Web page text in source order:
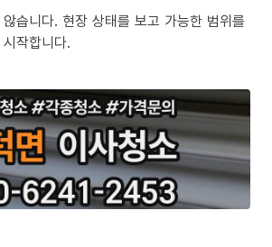
습니다. 현장 상태를 보고 가능한 범위를
작합니다.